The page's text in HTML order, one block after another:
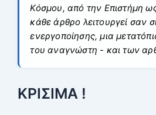
Κόσμου, από την Επιστήμη
κάθε άρθρο λειτουργεί σαν
ενεργοποίησης, μια
του αναγνώστη - και των
ΚΡΙΣΙΜΑ !